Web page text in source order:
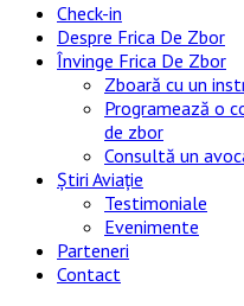
Check-in
Despre Frica De Zbor
Învinge Frica De Zbor
Zboară cu un
Programează o
de zbor
Consultă un
Știri Aviație
Testimoniale
Evenimente
Parteneri
Contact